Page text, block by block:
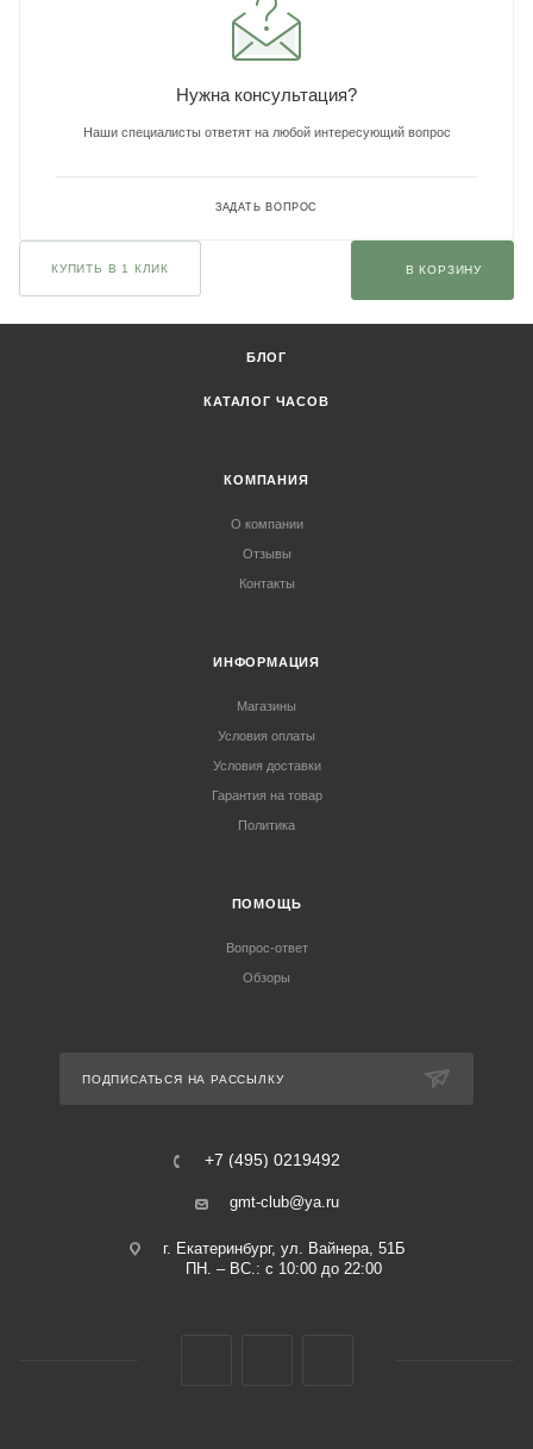
Нужна консультация?
Наши специалисты ответят на любой интересующий вопрос
ЗАДАТЬ ВОПРОС
КУПИТЬ В 1 КЛИК В КОРЗИНУ
БЛОГ
КАТАЛОГ ЧАСОВ
КОМПАНИЯ
О компании
Отзывы
Контакты
ИНФОРМАЦИЯ
Магазины
Условия оплаты
Условия доставки
Гарантия на товар
Политика
ПОМОЩЬ
Вопрос-ответ
Обзоры
ПОДПИСАТЬСЯ НА РАССЫЛКУ
+7 (495) 0219492
gmt-club@ya.ru
г. Екатеринбург, ул. Вайнера, 51Б
ПН. – ВС.: с 10:00 до 22:00